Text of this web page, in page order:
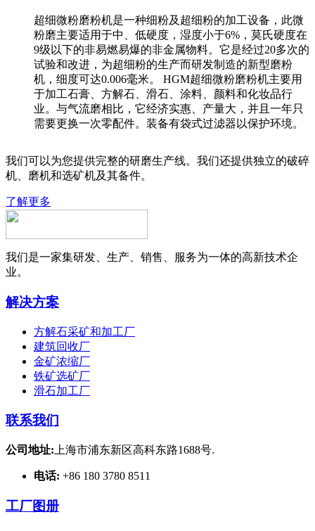
超细微粉磨粉机是一种细粉及超细粉的加工设备，此微
粉磨主要适用于中、低硬度，湿度小于6%，莫氏硬度在
9级以下的非易燃易爆的非金属物料。它是经过20多次的
试验和改进，为超细粉的生产而研发制造的新型磨粉
机，细度可达0.006毫米。 HGM超细微粉磨粉机主要用
于加工石膏、方解石、滑石、涂料、颜料和化妆品行
业。与气流磨相比，它经济实惠、产量大，并且一年只
需要更换一次零配件。装备有袋式过滤器以保护环境。
我们可以为您提供完整的研磨生产线。我们还提供独立的破碎
机、磨机和选矿机及其备件。
了解更多
我们是一家集研发、生产、销售、服务为一体的高新技术企
业。
解决方案
方解石采矿和加工厂
建筑回收厂
金矿浓缩厂
铁矿选矿厂
滑石加工厂
联系我们
公司地址: 上海市浦东新区高科东路1688号.
电话: +86 180 3780 8511
工厂图册